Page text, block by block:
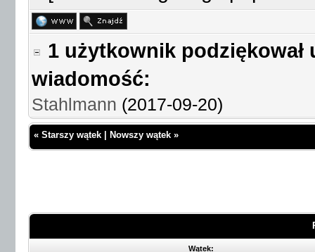
1 użytkownik
wiadomość:
Stahlmann (2017-09-20)
« Starszy wątek Nowszy wątek »
Wątek: